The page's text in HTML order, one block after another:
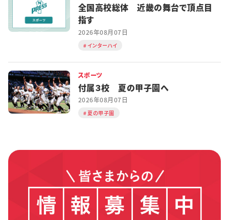
全国高校総体 近畿の舞台で頂点目
指す
2026年08月07日
インターハイ
スポーツ
付属３校 夏の甲子園へ
2026年08月07日
夏の甲子園